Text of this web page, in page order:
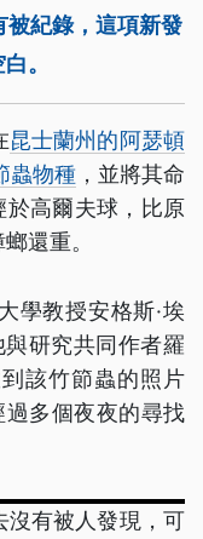
紀錄，這項新發
。
昆士蘭州的阿瑟頓
蟲物種 ，並將其命
於高爾夫球，比原
還重。
學教授安格斯·埃
研究共同作者羅
該竹節蟲的照片
多個夜夜的尋找
沒有被人發現，可